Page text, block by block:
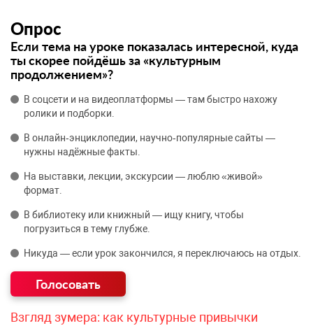
Опрос
Если тема на уроке показалась интересной, куда
ты скорее пойдёшь за «культурным
продолжением»?
В соцсети и на видеоплатформы — там быстро нахожу
ролики и подборки.
В онлайн‑энциклопедии, научно‑популярные сайты —
нужны надёжные факты.
На выставки, лекции, экскурсии — люблю «живой»
формат.
В библиотеку или книжный — ищу книгу, чтобы
погрузиться в тему глубже.
Никуда — если урок закончился, я переключаюсь на отдых.
Взгляд зумера: как культурные привычки